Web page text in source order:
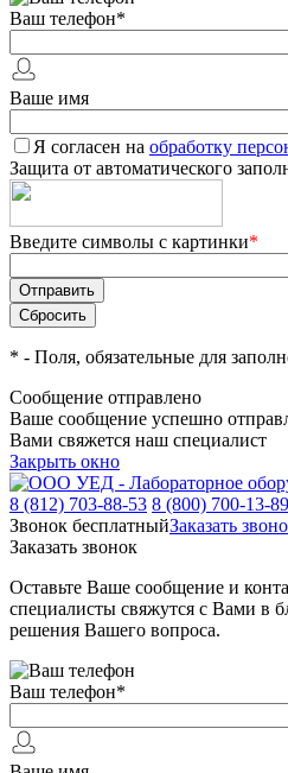
Ваш телефон*
Ваше имя
Я согласен на обработку
Защита от автоматического
Введите символы с картинки*
* - Поля, обязательные для
Сообщение отправлено
Ваше сообщение успешно
Вами свяжется наш специалист
Закрыть окно
8 (812) 703-88-53 8 (800) 700-13-89
Звонок бесплатныйЗаказать
Заказать звонок
Оставьте Ваше сообщение и
специалисты свяжутся с Вами в
решения Вашего вопроса.
Ваш телефон*